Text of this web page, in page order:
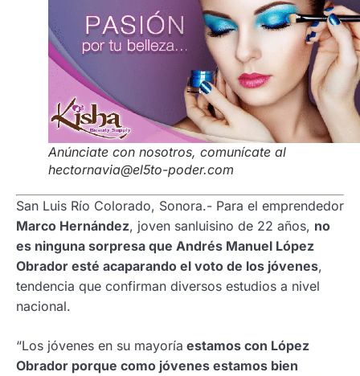
Anúnciate con nosotros, comunícate al
hectornavia@el5to-poder.com
San Luis Río Colorado, Sonora.- Para el emprendedor
Marco Hernández, joven sanluisino de 22 años, no
es ninguna sorpresa que Andrés Manuel López
Obrador esté acaparando el voto de los jóvenes,
tendencia que confirman diversos estudios a nivel
nacional.
“Los jóvenes en su mayoría estamos con López
Obrador porque como jóvenes estamos bien